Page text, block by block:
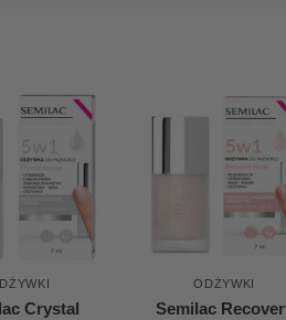
Crystal
ODŻYWKI
Semilac